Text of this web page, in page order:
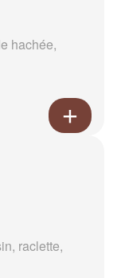
hachée,
raclette,